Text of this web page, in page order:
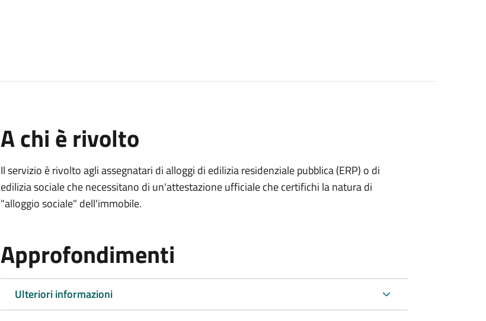
A chi è rivolto
Il servizio è rivolto agli assegnatari di alloggi di edilizia residenziale pubblica (ERP) o di
edilizia sociale che necessitano di un'attestazione ufficiale che certifichi la natura di
"alloggio sociale" dell'immobile.
Approfondimenti
Ulteriori informazioni